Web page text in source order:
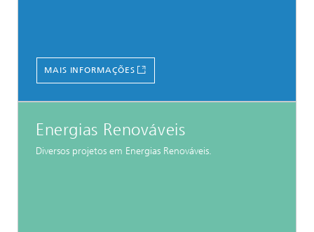
MAIS INFORMAÇÕES
Energias Renováveis
Diversos projetos em Energias Renováveis.